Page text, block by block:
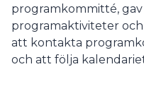
programkommitté,
programaktiviteter
att kontakta
och att följa